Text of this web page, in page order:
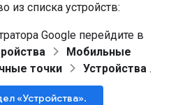
из списка устройств:
Google перейдите в
Мобильные
точки
Устройства .
«Устройства».